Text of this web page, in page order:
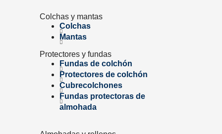
Colchas y mantas
Colchas
Mantas
Protectores y fundas
Fundas de colchón
Protectores de colchón
Cubrecolchones
Fundas protectoras de
almohada